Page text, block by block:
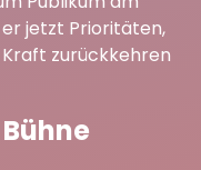
jetzt Prioritäten,
zurückkehren